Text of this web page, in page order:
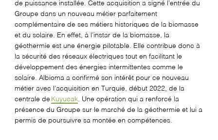
de puissance installée. Cette acquisition a signé l’entrée du
Groupe dans un nouveau métier parfaitement
complémentaire de ses métiers historiques de la biomasse
et du solaire. En effet, à l’instar de la biomasse, la
géothermie est une énergie pilotable. Elle contribue donc à
la sécurité des réseaux électriques tout en facilitant le
développement des énergies intermittentes comme le
solaire. Albioma a confirmé son intérêt pour ce nouveau
métier avec l’acquisition en Turquie, début 2022, de la
centrale de Kuyucak. Une opération qui a renforcé la
présence du Groupe sur le marché de la géothermie et lui a
permis de poursuivre sa montée en compétences.